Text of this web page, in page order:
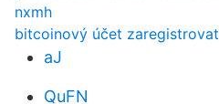
nxmh
bitcoinový účet zaregistrovat
aJ
QuFN